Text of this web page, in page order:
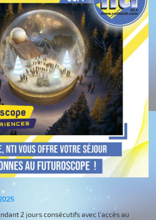
2 jours consécutifs avec l'accès au